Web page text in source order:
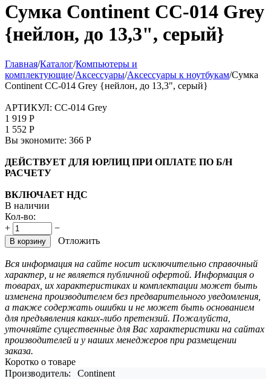
Сумка Continent CC-014 Grey
{нейлон, до 13,3", серый}
Главная/Каталог/Компьютеры и
комплектующие/Аксессуары/Аксессуары к ноутбукам/Сумка
Continent CC-014 Grey {нейлон, до 13,3", серый}
АРТИКУЛ: CC-014 Grey
1 919 Р
1 552 Р
Вы экономите: 366 Р
ДЕЙСТВУЕТ ДЛЯ ЮРЛИЦ ПРИ ОПЛАТЕ ПО Б/Н
РАСЧЕТУ
ВКЛЮЧАЕТ НДС
В наличии
Кол-во:
+
−
В корзину Отложить
Вся информация на сайте носит исключительно справочный
характер, и не является публичной офертой. Информация о
товарах, их характеристиках и комплектации может быть
изменена производителем без предварительного уведомления,
а также содержать ошибки и не может быть основанием
для предъявления каких-либо претензий. Пожалуйста,
уточняйте существенные для Вас характеристики на сайтах
производителей и у наших менеджеров при размещении
заказа.
Коротко о товаре
Производитель:
Continent